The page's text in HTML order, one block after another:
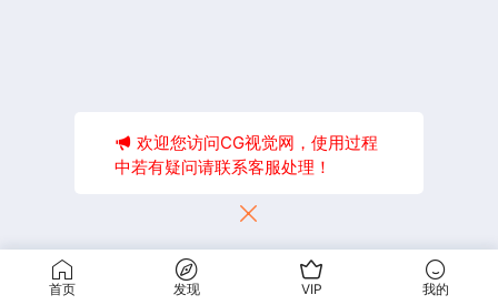
首页 发现 VIP 我的
欢迎您访问CG视觉网，使用过程
中若有疑问请联系客服处理！